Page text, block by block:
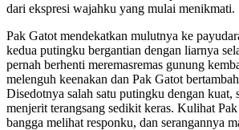
dari ekspresi wajahku yang mulai menikmati.
Pak Gatot mendekatkan mulutnya ke
kedua putingku bergantian dengan liarnya
pernah berhenti meremasremas gunung
melenguh keenakan dan Pak Gatot
Disedotnya salah satu putingku dengan kuat,
menjerit terangsang sedikit keras. Kulihat
bangga melihat responku, dan serangannya